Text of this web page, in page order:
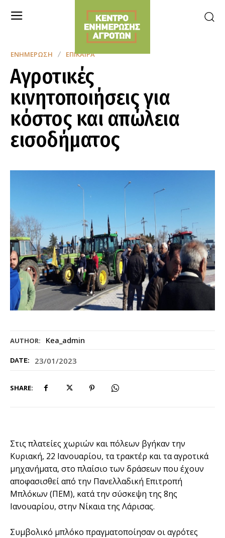
AUTHOR: Kea_admin
DATE: 23/01/2023
SHARE:
ΕΝΗΜΈΡΩΣΗ ΕΠΊΚΑΙΡΑ
Αγροτικές
κινητοποιήσεις για
κόστος και απώλεια
εισοδήματος
Στις πλατείες χωριών και πόλεων βγήκαν την
Κυριακή, 22 Ιανουαρίου, τα τρακτέρ και τα αγροτικά
μηχανήματα, στο πλαίσιο των δράσεων που έχουν
αποφασισθεί από την Πανελλαδική Επιτροπή
Μπλόκων (ΠΕΜ), κατά την σύσκεψη της 8ης
Ιανουαρίου, στην Νίκαια της Λάρισας.
Συμβολικό μπλόκο πραγματοποίησαν οι αγρότες